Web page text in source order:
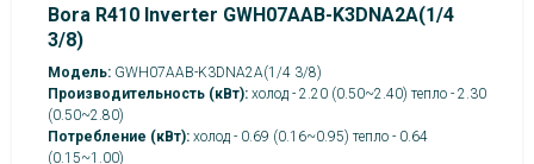
Bora R410 Inverter GWH07AAB-K3DNA2A(1/4
3/8)
Модель: GWH07AAB-K3DNA2A(1/4 3/8)
Производительность (кВт): холод - 2.20 (0.50~2.40) тепло - 2.30
(0.50~2.80)
Потребление (кВт): холод - 0.69 (0.16~0.95) тепло - 0.64
(0.15~1.00)